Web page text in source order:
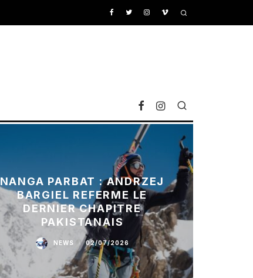
NANGA PARBAT : ANDRZEJ
BARGIEL REFERME LE
DERNIER CHAPITRE
PAKISTANAIS
NEWS · 02/07/2026